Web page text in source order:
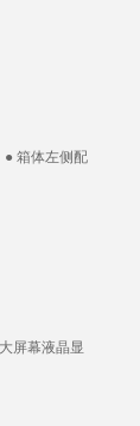
● 箱体左侧配
屏幕液晶显